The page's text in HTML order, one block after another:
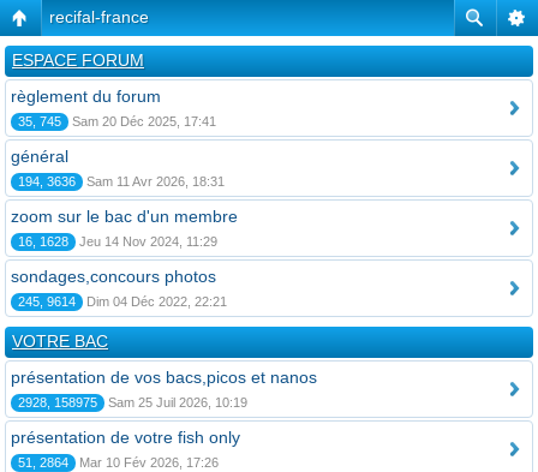
recifal-france
ESPACE FORUM
règlement du forum
35, 745 Sam 20 Déc 2025, 17:41
général
194, 3636 Sam 11 Avr 2026, 18:31
zoom sur le bac d'un membre
16, 1628 Jeu 14 Nov 2024, 11:29
sondages,concours photos
245, 9614 Dim 04 Déc 2022, 22:21
VOTRE BAC
présentation de vos bacs,picos et nanos
2928, 158975 Sam 25 Juil 2026, 10:19
présentation de votre fish only
51, 2864 Mar 10 Fév 2026, 17:26